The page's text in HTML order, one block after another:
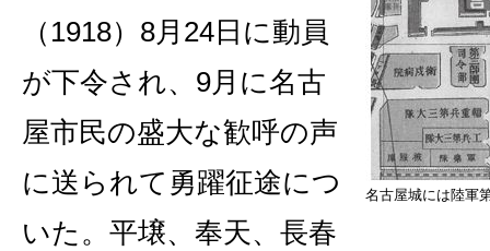
名古屋城には陸軍
（1918）8月24日に動員
が下令され、9月に名古
屋市民の盛大な歓呼の声
に送られて勇躍征途につ
いた。平壌、奉天、長春